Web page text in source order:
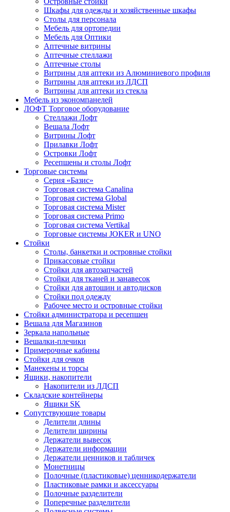
Шкафы для одежды и хозяйственные шкафы
Столы для персонала
Мебель для ортопедии
Мебель для Оптики
Аптечные витрины
Аптечные стеллажи
Аптечные столы
Витрины для аптеки из Алюминиевого профиля
Витрины для аптеки из ЛДСП
Витрины для аптеки из стекла
Мебель из экономпанелей
ЛОФТ Торговое оборудование
Стеллажи Лофт
Вешала Лофт
Витрины Лофт
Прилавки Лофт
Островки Лофт
Ресепшены и столы Лофт
Торговые системы
Серия «Базис»
Торговая система Canalina
Торговая система Global
Торговая система Mister
Торговая система Primo
Торговая система Vertikal
Торговые системы JOKER и UNO
Стойки
Столы, банкетки и островные стойки
Прикассовые стойки
Стойки для автозапчастей
Стойки для тканей и занавесок
Стойки для автошин и автодисков
Стойки под одежду
Рабочее место и островные стойки
Стойки администратора и ресепшен
Вешала для Магазинов
Зеркала напольные
Вешалки-плечики
Примерочные кабины
Стойки для очков
Манекены и торсы
Ящики, накопители
Накопители из ЛДСП
Складские контейнеры
Ящики SK
Сопутствующие товары
Делители длины
Делители ширины
Держатели вывесок
Держатели информации
Держатели ценников и табличек
Монетницы
Полочные (пластиковые) ценникодержатели
Пластиковые рамки и аксессуары
Полочные разделители
Поперечные разделители